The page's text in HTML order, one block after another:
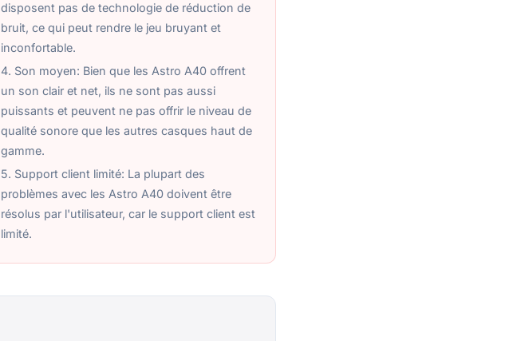
disposent pas de technologie de réduction de
bruit, ce qui peut rendre le jeu bruyant et
inconfortable.
4. Son moyen: Bien que les Astro A40 offrent
un son clair et net, ils ne sont pas aussi
puissants et peuvent ne pas offrir le niveau de
qualité sonore que les autres casques haut de
gamme.
5. Support client limité: La plupart des
problèmes avec les Astro A40 doivent être
résolus par l'utilisateur, car le support client est
limité.